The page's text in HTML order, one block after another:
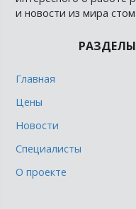
и новости из мира
Главная
Цены
Новости
Специалисты
О проекте